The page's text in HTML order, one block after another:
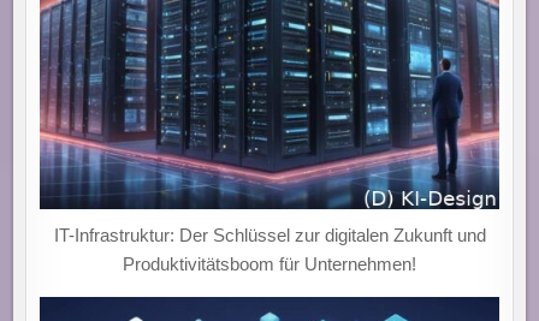
IT-Infrastruktur: Der Schlüssel zur digitalen Zukunft und
Produktivitätsboom für Unternehmen!